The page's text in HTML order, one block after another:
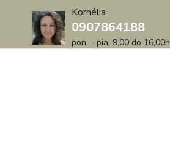
Kornélia
0907864188
pon. - pia. 9,00 do 16,00h